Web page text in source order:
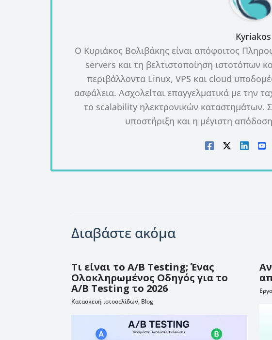
Kyriakos
Ο Κυριάκος Βολιβάκης είναι απόφοιτος
servers και τη βελτιστοποίηση ιστοτόπων
περιβάλλοντα Linux, VPS και cloud
ασφάλεια. Ασχολείται επαγγελματικά με την
το scalability ηλεκτρονικών καταστημάτων.
υποστήριξη και η μέγιστη
Διαβάστε ακόμα
Τι είναι το A/B Testing; Ένας
Ολοκληρωμένος Οδηγός για το
A/B Testing το 2026
Κατασκευή ιστοσελίδων, Blog